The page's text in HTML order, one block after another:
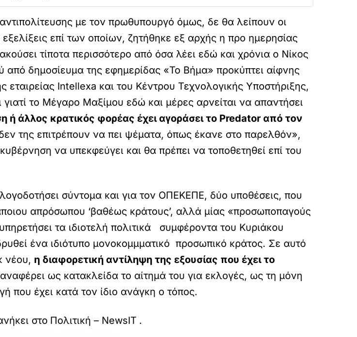
με τον πρωθυπουργό όμως, δε θα λείπουν οι
επί των οποίων, ζητήθηκε εξ αρχής η προ ημερησίας
τίποτα περισσότερο από όσα λέει εδώ και χρόνια ο Νίκος
δημοσίευμα της εφημερίδας «Το Βήμα» προκύπτει αίφνης
Intellexa και του Κέντρου Τεχνολογικής Υποστήριξης,
το Μέγαρο Μαξίμου εδώ και μέρες αρνείται να απαντήσει
ή άλλος κρατικός φορέας έχει αγοράσει το Predator από τον
δεν της επιτρέπουν να πει ψέματα, όπως έκανε στο παρελθόν»,
να υπεκφεύγει και θα πρέπει να τοποθετηθεί επί του
σύντομα και για τον ΟΠΕΚΕΠΕ, δύο υποθέσεις, που
απρόσωπου ‘βαθέως κράτους’, αλλά μίας «προσωποπαγούς
τα ιδιοτελή πολιτικά συμφέροντα του Κυριάκου
ένα ιδιότυπο μονοκομμματικό προσωπικό κράτος. Σε αυτό
νέου, η διαφορετική αντίληψη της εξουσίας που έχει το
ως κατακλείδα το αίτημά του για εκλογές, ως τη μόνη
που έχει κατά τον ίδιο ανάγκη ο τόπος.
epithesi-pasok-gia-lazaridi-sto-stoxastro-o-mitsotakis-rousfetia-
στο Πολιτική – NewsIT .